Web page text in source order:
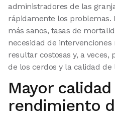
administradores de las
rápidamente los problemas.
más sanos, tasas de
necesidad de
resultar costosas y, a veces,
de los cerdos y la calidad de
Mayor calidad
rendimiento